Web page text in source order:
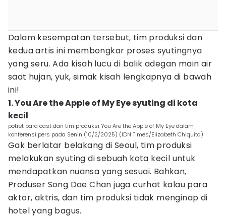
Dalam kesempatan tersebut, tim produksi dan
kedua artis ini membongkar proses syutingnya
yang seru. Ada kisah lucu di balik adegan main air
saat hujan, yuk, simak kisah lengkapnya di bawah
ini!
1. You Are the Apple of My Eye syuting di kota
kecil
potret para cast dan tim produksi You Are the Apple of My Eye dalam
konferensi pers pada Senin (10/2/2025) (IDN Times/Elizabeth Chiquita)
Gak berlatar belakang di Seoul, tim produksi
melakukan syuting di sebuah kota kecil untuk
mendapatkan nuansa yang sesuai. Bahkan,
Produser Song Dae Chan juga curhat kalau para
aktor, aktris, dan tim produksi tidak menginap di
hotel yang bagus.